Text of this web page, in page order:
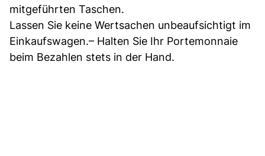
mitgeführten Taschen.
Lassen Sie keine Wertsachen unbeaufsichtigt im
Einkaufswagen.– Halten Sie Ihr Portemonnaie
beim Bezahlen stets in der Hand.